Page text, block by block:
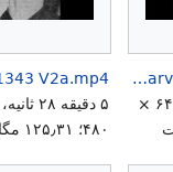
AssasinationAttemptMarmorPalast21Farvardin1344.mp4
۳ دقیقه ۱۹ ثانیه، ۶۴۰ ×
۴۸۰؛ ۱۲۵٫۳۱ مگابایت